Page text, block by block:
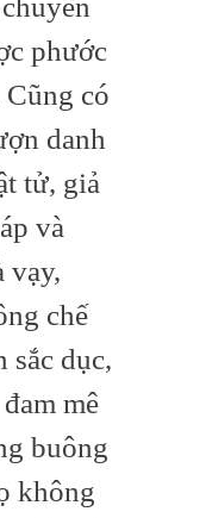
phước
có
danh
tử, giả
và
vạy,
chế
sắc dục,
mê
buông
không